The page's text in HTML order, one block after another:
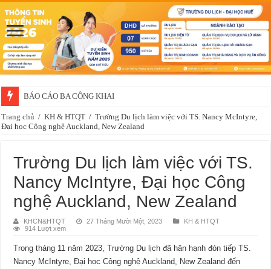
Thông báo về việc xét chọn sinh viên đề nghị nhận học bổng của doanh
Trang chủ / KH & HTQT / Trường Du lịch làm việc với TS. Nancy McIntyre,
Đại học Công nghệ Auckland, New Zealand
Trường Du lịch làm việc với TS.
Nancy McIntyre, Đại học Công
nghệ Auckland, New Zealand
KHCN&HTQT 27 Tháng Mười Một, 2023
KH & HTQT
914 Lượt xem
Trong tháng 11 năm 2023, Trường Du lịch đã hân hạnh đón tiếp TS.
Nancy McIntyre, Đại học Công nghệ Auckland, New Zealand đến